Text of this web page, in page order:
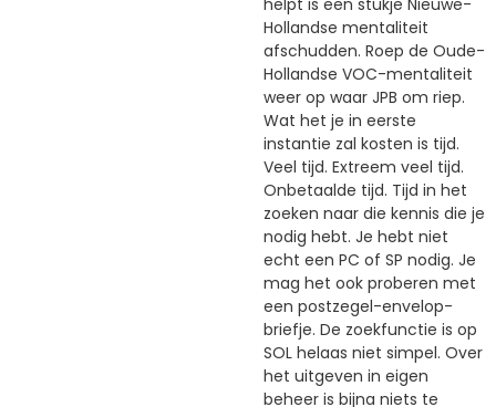
helpt is een stukje Nieuwe-
Hollandse mentaliteit
afschudden. Roep de Oude-
Hollandse VOC-mentaliteit
weer op waar JPB om riep.
Wat het je in eerste
instantie zal kosten is tijd.
Veel tijd. Extreem veel tijd.
Onbetaalde tijd. Tijd in het
zoeken naar die kennis die je
nodig hebt. Je hebt niet
echt een PC of SP nodig. Je
mag het ook proberen met
een postzegel-envelop-
briefje. De zoekfunctie is op
SOL helaas niet simpel. Over
het uitgeven in eigen
beheer is bijna niets te